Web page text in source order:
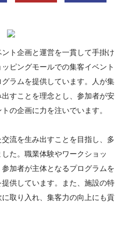
ント企画と運営を一貫して手掛け
ピングモールでの集客イベント
ラムを提供しています。人が集
すことを理念とし、参加者が安
の企画に力を注いでいます。
流を生み出すことを目指し、多
た。職業体験やワークショッ
加者が主体となるプログラムを
供しています。また、施設の特
取り入れ、集客力の向上にも貢